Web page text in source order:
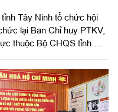
Tây Ninh tổ chức hội
lại Ban Chỉ huy PTKV,
thuộc Bộ CHQS tỉnh.
khu dự và phát biểu